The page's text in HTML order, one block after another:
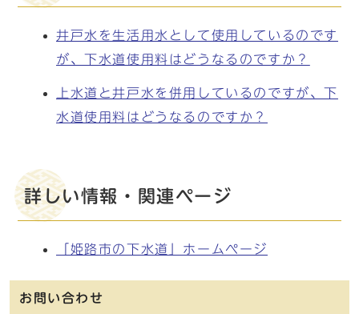
井戸水を生活用水として使用しているのです
が、下水道使用料はどうなるのですか？
上水道と井戸水を併用しているのですが、下
水道使用料はどうなるのですか？
詳しい情報・関連ページ
「姫路市の下水道」ホームページ
お問い合わせ